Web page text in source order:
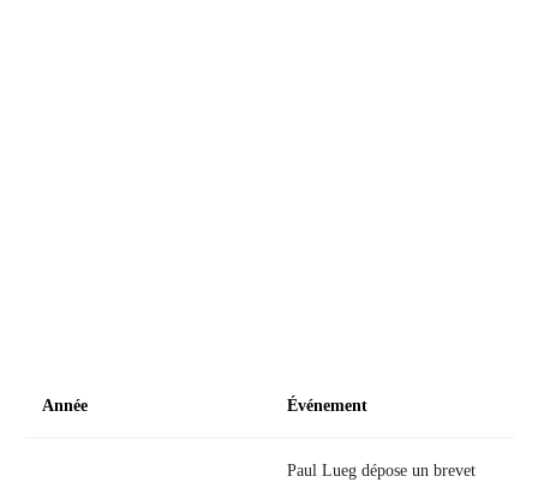
Année Événement
Paul Lueg dépose un brevet